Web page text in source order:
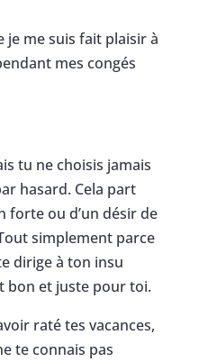
je me suis fait plaisir à
mes congés
tu ne choisis jamais
hasard. Cela part
forte ou d’un désir de
simplement parce
dirige à ton insu
bon et juste pour toi.
raté tes vacances,
te connais pas